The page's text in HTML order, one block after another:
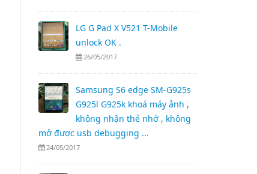
LG G Pad X V521 T-Mobile
unlock OK .
26/05/2017
Samsung S6 edge SM-G925s
G925l G925k khoá máy ảnh ,
không nhận thẻ nhớ , không
mở được usb debugging ...
24/05/2017